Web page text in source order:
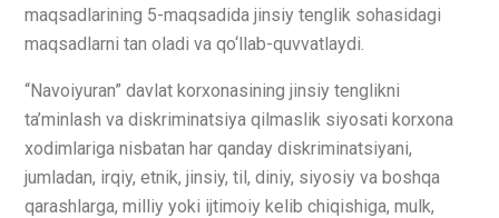
maqsadlarining 5-maqsadida jinsiy tenglik sohasidagi
maqsadlarni tan oladi va qo‘llab-quvvatlaydi.
“Navoiyuran” davlat korxonasining jinsiy tenglikni
ta’minlash va diskriminatsiya qilmaslik siyosati korxona
xodimlariga nisbatan har qanday diskriminatsiyani,
jumladan, irqiy, etnik, jinsiy, til, diniy, siyosiy va boshqa
qarashlarga, milliy yoki ijtimoiy kelib chiqishiga, mulk,